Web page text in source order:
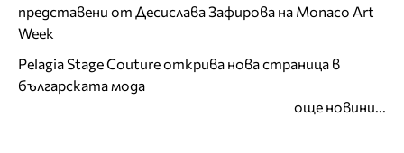
представени от Десислава Зафирова на Monaco Art
Week
Pelagia Stage Couture открива нова страница в
българската мода
още новини...